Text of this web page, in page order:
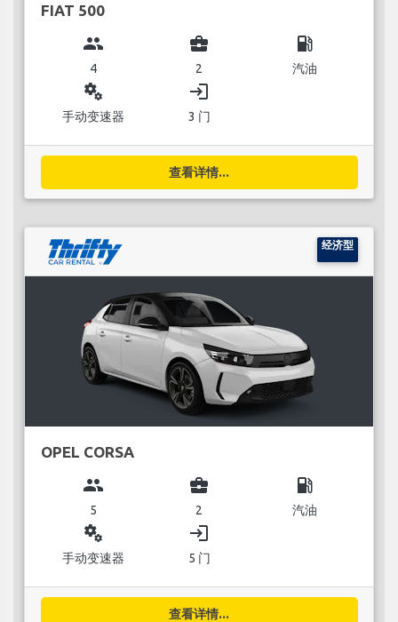
FIAT 500
group
4
business_center
2
local_gas_station
汽油
miscellaneous_services
手动变速器
login
3 门
查看详情...
经济型
OPEL CORSA
group
5
business_center
2
local_gas_station
汽油
miscellaneous_services
手动变速器
login
5 门
查看详情...